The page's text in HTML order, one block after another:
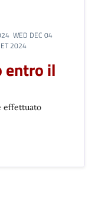
WED DEC 04
2024
entro il
effettuato